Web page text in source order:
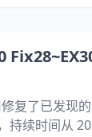
复了已发
持续时间从